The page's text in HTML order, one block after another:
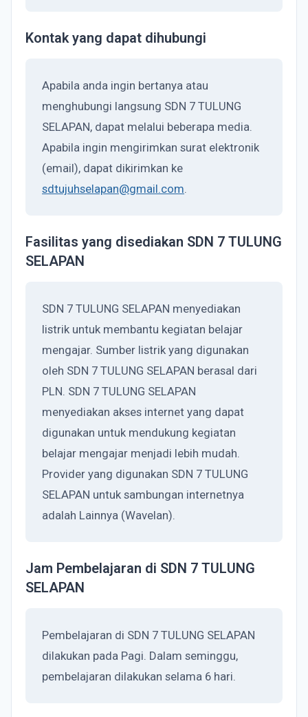
Kontak yang dapat dihubungi
Apabila anda ingin bertanya atau
menghubungi langsung SDN 7 TULUNG
SELAPAN, dapat melalui beberapa media.
Apabila ingin mengirimkan surat elektronik
(email), dapat dikirimkan ke
sdtujuhselapan@gmail.com.
Fasilitas yang disediakan SDN 7 TULUNG
SELAPAN
SDN 7 TULUNG SELAPAN menyediakan
listrik untuk membantu kegiatan belajar
mengajar. Sumber listrik yang digunakan
oleh SDN 7 TULUNG SELAPAN berasal dari
PLN. SDN 7 TULUNG SELAPAN
menyediakan akses internet yang dapat
digunakan untuk mendukung kegiatan
belajar mengajar menjadi lebih mudah.
Provider yang digunakan SDN 7 TULUNG
SELAPAN untuk sambungan internetnya
adalah Lainnya (Wavelan).
Jam Pembelajaran di SDN 7 TULUNG
SELAPAN
Pembelajaran di SDN 7 TULUNG SELAPAN
dilakukan pada Pagi. Dalam seminggu,
pembelajaran dilakukan selama 6 hari.